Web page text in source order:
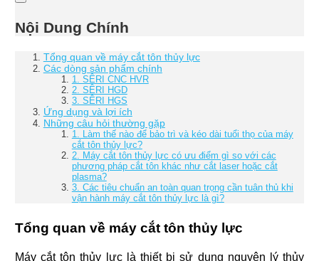
Nội Dung Chính
Tổng quan về máy cắt tôn thủy lực
Các dòng sản phẩm chính
1. SÊRI CNC HVR
2. SÊRI HGD
3. SÊRI HGS
Ứng dụng và lợi ích
Những câu hỏi thường gặp
1. Làm thế nào để bảo trì và kéo dài tuổi thọ của máy
cắt tôn thủy lực?
2. Máy cắt tôn thủy lực có ưu điểm gì so với các
phương pháp cắt tôn khác như cắt laser hoặc cắt
plasma?
3. Các tiêu chuẩn an toàn quan trọng cần tuân thủ khi
vận hành máy cắt tôn thủy lực là gì?
Tổng quan về máy cắt tôn thủy lực
Máy cắt tôn thủy lực là thiết bị sử dụng nguyên lý thủy